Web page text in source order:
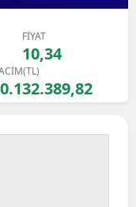
FİYAT
10,34